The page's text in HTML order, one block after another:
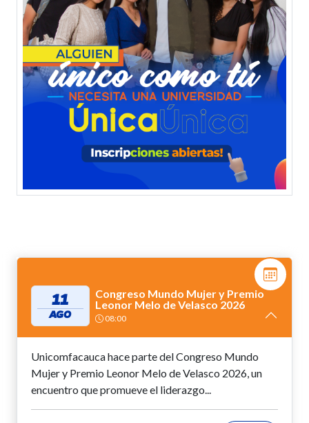
11
AGO
Congreso Mundo Mujer y Premio
Leonor Melo de Velasco 2026
08:00
Unicomfacauca hace parte del Congreso Mundo
Mujer y Premio Leonor Melo de Velasco 2026, un
encuentro que promueve el liderazgo...